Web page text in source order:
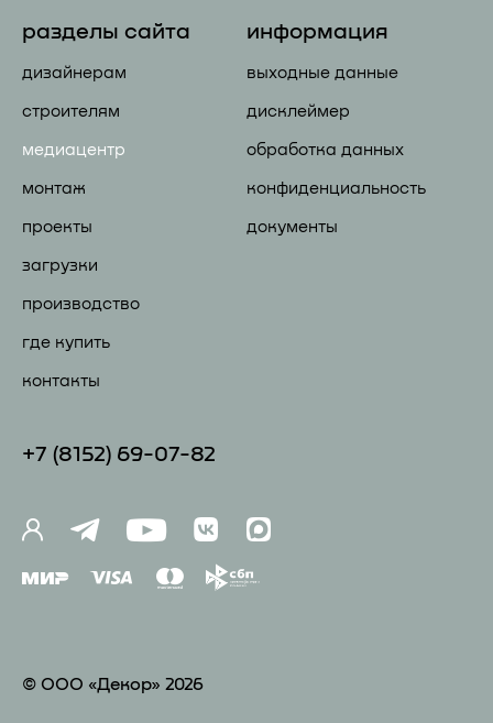
разделы сайта
дизайнерам
строителям
медиацентр
монтаж
проекты
загрузки
производство
где купить
контакты
информация
выходные данные
дисклеймер
обработка данных
конфиденциальность
документы
+7 (81 52) 69-07-82
© ООО «Декор» 2026